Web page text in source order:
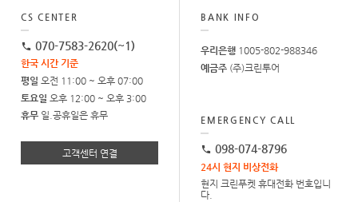
CS CENTER
070-7583-2620(~1)
한국 시간 기준
평일 오전 11:00 ~ 오후 07:00
토요일 오후 12:00 ~ 오후 3:00
휴무 일.공휴일은 휴무
고객센터 연결
BANK INFO
우리은행 1005-802-988346
예금주 (주)크린투어
EMERGENCY CALL
098-074-8796
24시 현지 비상전화
현지 크린푸켓 휴대전화 번호입니
다.